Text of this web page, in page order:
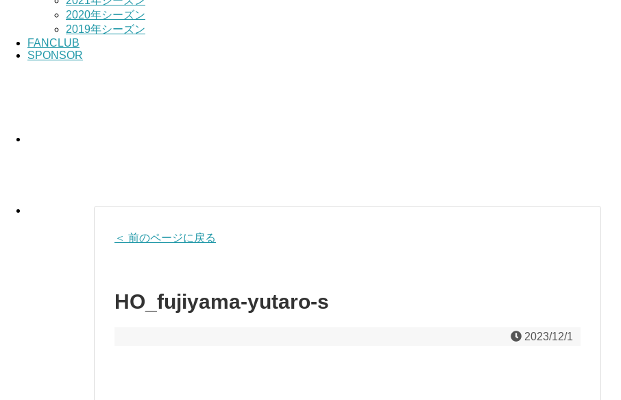
2020年シーズン
2019年シーズン
FANCLUB
SPONSOR
＜ 前のページに戻る
HO_fujiyama-yutaro-s
2023/12/1